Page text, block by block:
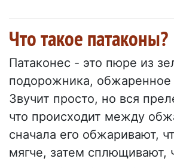
Что такое патаконы?
Патаконес - это пюре из
подорожника,
Звучит просто, но вся
что происходит между
сначала его обжаривают,
мягче, затем сплющивают,